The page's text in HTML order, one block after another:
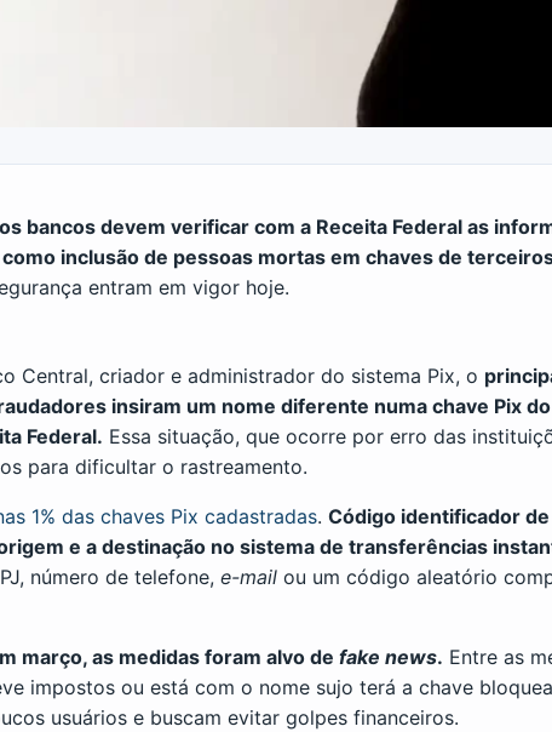
bancos devem verificar com a Receita Federal as
inclusão de pessoas mortas em chaves de
entram em vigor hoje.
Central, criador e administrador do sistema Pix, o
insiram um nome diferente numa chave Pix
Federal. Essa situação, que ocorre por erro das
para dificultar o rastreamento.
1% das chaves Pix cadastradas.Código identificador
e a destinação no sistema de transferências
número de telefone,e-mail ou um código aleatório
março, as medidas foram alvo defake news. Entre as
impostos ou está com o nome sujo terá a chave
usuários e buscam evitar golpes financeiros.